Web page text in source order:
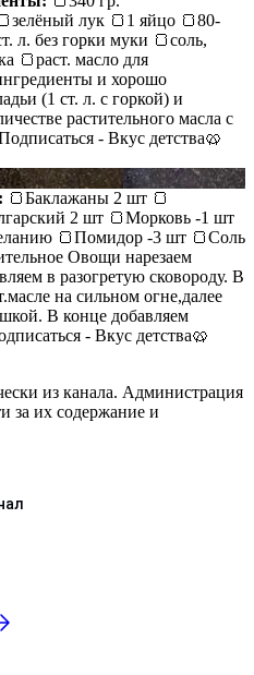
лук 🍞1 яйцо 🍞80-
л. без горки муки 🍞соль,
🍞раст. масло для
и хорошо
(1 ст. л. с горкой) и
растительного масла с
- Вкус детства🥨
🍞Баклажаны 2 шт 🍞
2 шт 🍞Морковь -1 шт
🍞Помидор -3 шт 🍞Соль
Овощи нарезаем
в разогретую сковороду. В
на сильном огне,далее
В конце добавляем
- Вкус детства🥨
из канала. Администрация
за их содержание и